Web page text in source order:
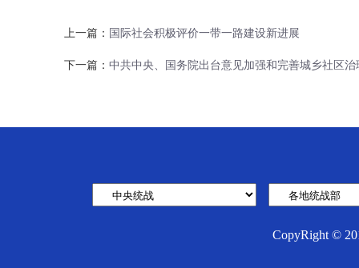
上一篇： 国际社会积极评价一带一路建设新进展
下一篇： 中共中央、国务院出台意见加强和完善城乡社区治
CopyRight ©